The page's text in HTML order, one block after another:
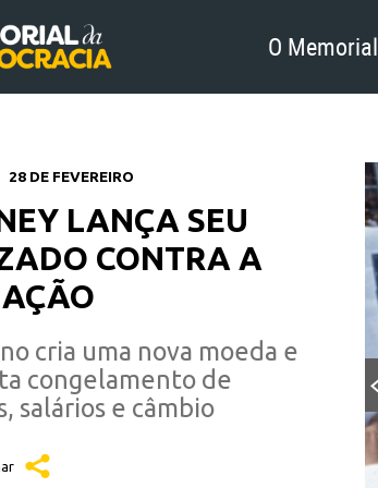
O Memorial
28 DE FEVEREIRO
LANÇA SEU
CONTRA A
cria uma nova moeda e
congelamento de
salários e câmbio